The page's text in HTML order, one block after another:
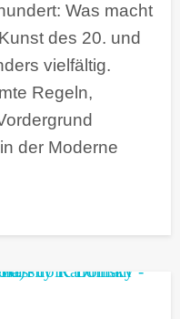
Was macht
des 20. und
vielfältig.
Regeln,
der Moderne